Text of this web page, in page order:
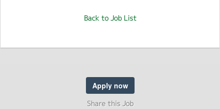
Back to Job List
Apply now
Share this Job